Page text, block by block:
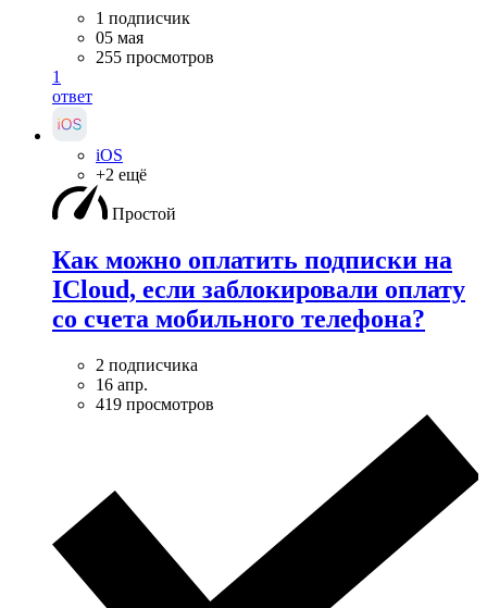
1 подписчик
05 мая
255 просмотров
1
ответ
iOS
+2 ещё
Простой
Как можно оплатить подписки на
ICloud, если заблокировали оплату
со счета мобильного телефона?
2 подписчика
16 апр.
419 просмотров